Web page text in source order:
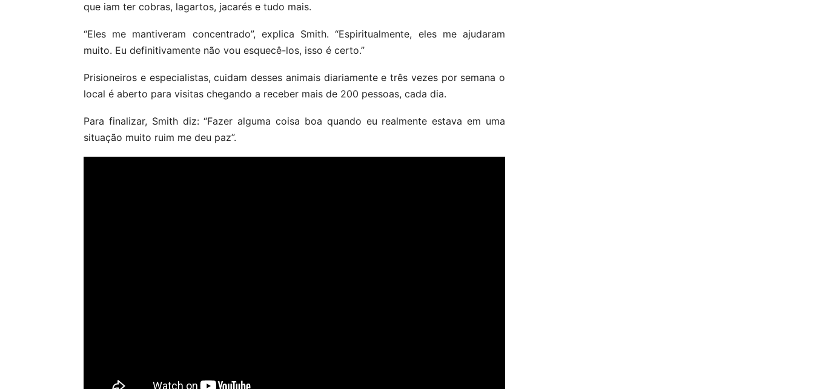
que iam ter cobras, lagartos, jacarés e tudo mais.
“Eles me mantiveram concentrado”, explica Smith. “Espiritualmente, eles me ajudaram
muito. Eu definitivamente não vou esquecê-los, isso é certo.”
Prisioneiros e especialistas, cuidam desses animais diariamente e três vezes por semana o
local é aberto para visitas chegando a receber mais de 200 pessoas, cada dia.
Para finalizar, Smith diz: “Fazer alguma coisa boa quando eu realmente estava em uma
situação muito ruim me deu paz”.